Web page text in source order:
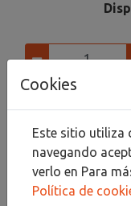
Cookies
Este sitio utiliza
navegando
verlo en Para
Política de